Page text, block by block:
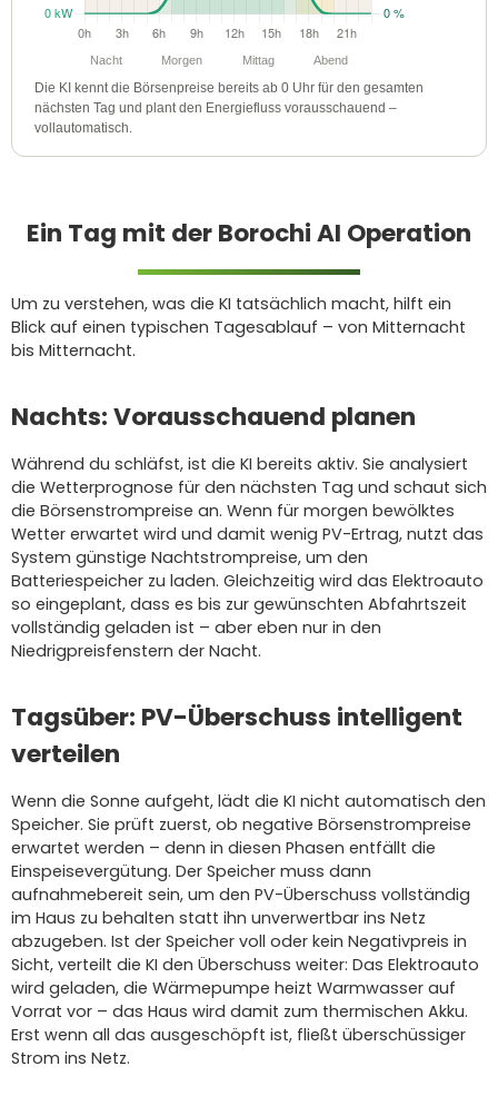
Nacht Morgen Mittag Abend
Die KI kennt die Börsenpreise bereits ab 0 Uhr für den gesamten
nächsten Tag und plant den Energiefluss vorausschauend –
vollautomatisch.
Ein Tag mit der Borochi AI Operation
Um zu verstehen, was die KI tatsächlich macht, hilft ein
Blick auf einen typischen Tagesablauf – von Mitternacht
bis Mitternacht.
Nachts: Vorausschauend planen
Während du schläfst, ist die KI bereits aktiv. Sie analysiert
die Wetterprognose für den nächsten Tag und schaut sich
die Börsenstrompreise an. Wenn für morgen bewölktes
Wetter erwartet wird und damit wenig PV-Ertrag, nutzt das
System günstige Nachtstrompreise, um den
Batteriespeicher zu laden. Gleichzeitig wird das Elektroauto
so eingeplant, dass es bis zur gewünschten Abfahrtszeit
vollständig geladen ist – aber eben nur in den
Niedrigpreisfenstern der Nacht.
Tagsüber: PV-Überschuss intelligent
verteilen
Wenn die Sonne aufgeht, lädt die KI nicht automatisch den
Speicher. Sie prüft zuerst, ob negative Börsenstrompreise
erwartet werden – denn in diesen Phasen entfällt die
Einspeisevergütung. Der Speicher muss dann
aufnahmebereit sein, um den PV-Überschuss vollständig
im Haus zu behalten statt ihn unverwertbar ins Netz
abzugeben. Ist der Speicher voll oder kein Negativpreis in
Sicht, verteilt die KI den Überschuss weiter: Das Elektroauto
wird geladen, die Wärmepumpe heizt Warmwasser auf
Vorrat vor – das Haus wird damit zum thermischen Akku.
Erst wenn all das ausgeschöpft ist, fließt überschüssiger
Strom ins Netz.